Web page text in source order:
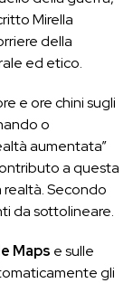
Mirella
della
ed etico.
e ore chini sugli
o
aumentata”
a questa
Secondo
da sottolineare.
Maps e sulle
gli